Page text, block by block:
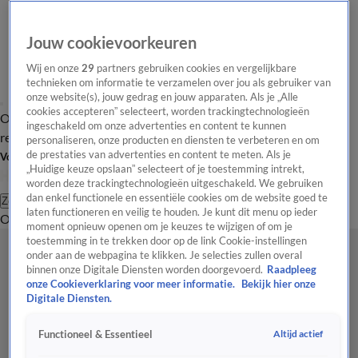
Overzicht Laatste nieuws Regionieuws Het beste van Hart
Tip de
redactie
Volg Hart van Nederland
Zoeken
OverzichtRegioUitzendingenWeerTip de redactiePanelVideo's
Jouw cookievoorkeuren
Wij en onze29 partners gebruiken cookies en vergelijkbare
technieken om informatie te verzamelen over jou als gebruiker van
onze website(s), jouw gedrag en jouw apparaten. Als je „Alle
cookies accepteren” selecteert, worden trackingtechnologieën
ingeschakeld om onze advertenties en content te kunnen
personaliseren, onze producten en diensten te verbeteren en om
de prestaties van advertenties en content te meten. Als je
„Huidige keuze opslaan” selecteert of je toestemming intrekt,
worden deze trackingtechnologieën uitgeschakeld. We gebruiken
dan enkel functionele en essentiële cookies om de website goed te
laten functioneren en veilig te houden. Je kunt dit menu op ieder
moment opnieuw openen om je keuzes te wijzigen of om je
toestemming in te trekken door op de link Cookie-instellingen
onder aan de webpagina te klikken. Je selecties zullen overal
binnen onze Digitale Diensten worden doorgevoerd. Raadpleeg
onze Cookieverklaring voor meer informatie.
Bekijk hier onze
Digitale Diensten.
Functioneel & Essentieel Altijd actief